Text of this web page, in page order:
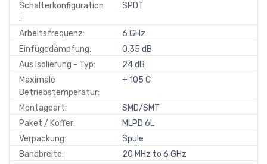
Schalterkonfiguration
:
SPDT
Arbeitsfrequenz:
6 GHz
Einfügedämpfung:
0.35 dB
Aus Isolierung - Typ:
24 dB
Maximale
Betriebstemperatur:
+ 105 C
Montageart:
SMD/SMT
Paket / Koffer:
MLPD 6L
Verpackung:
Spule
Bandbreite:
20 MHz to 6 GHz